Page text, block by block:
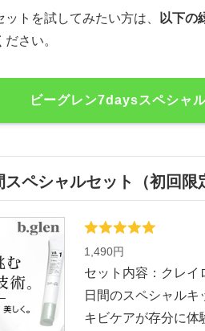
トを試してみたい方は、 以下の
さい。
ビーグレン7daysスペシャ
ペシャルセット（初回限
1,490円
セット内容：クレイ
日間のスペシャル
キビケアが存分に